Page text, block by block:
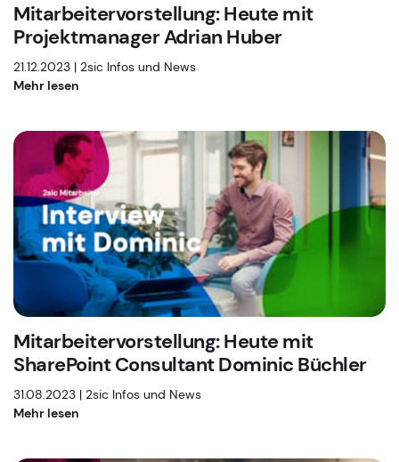
Mitarbeitervorstellung: Heute mit
Projektmanager Adrian Huber
21.12.2023 | 2sic Infos und News
Mehr lesen
Mitarbeitervorstellung: Heute mit
SharePoint Consultant Dominic Büchler
31.08.2023 | 2sic Infos und News
Mehr lesen